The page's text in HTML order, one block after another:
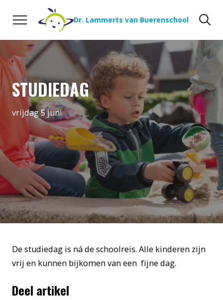
Naar de inhoud
Dr. Lammerts van Buerenschool
STUDIEDAG
vrijdag 5 juni
De studiedag is ná de schoolreis. Alle kinderen zijn
vrij en kunnen bijkomen van een fijne dag.
Deel artikel